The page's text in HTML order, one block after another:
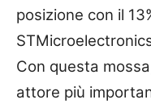
posizione con il
Con questa
attore più